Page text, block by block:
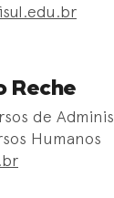
Reche
de
Humanos